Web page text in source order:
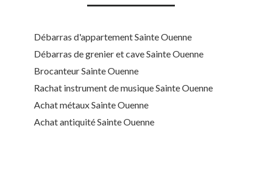
Débarras d'appartement Sainte Ouenne
Débarras de grenier et cave Sainte Ouenne
Brocanteur Sainte Ouenne
Rachat instrument de musique Sainte Ouenne
Achat métaux Sainte Ouenne
Achat antiquité Sainte Ouenne